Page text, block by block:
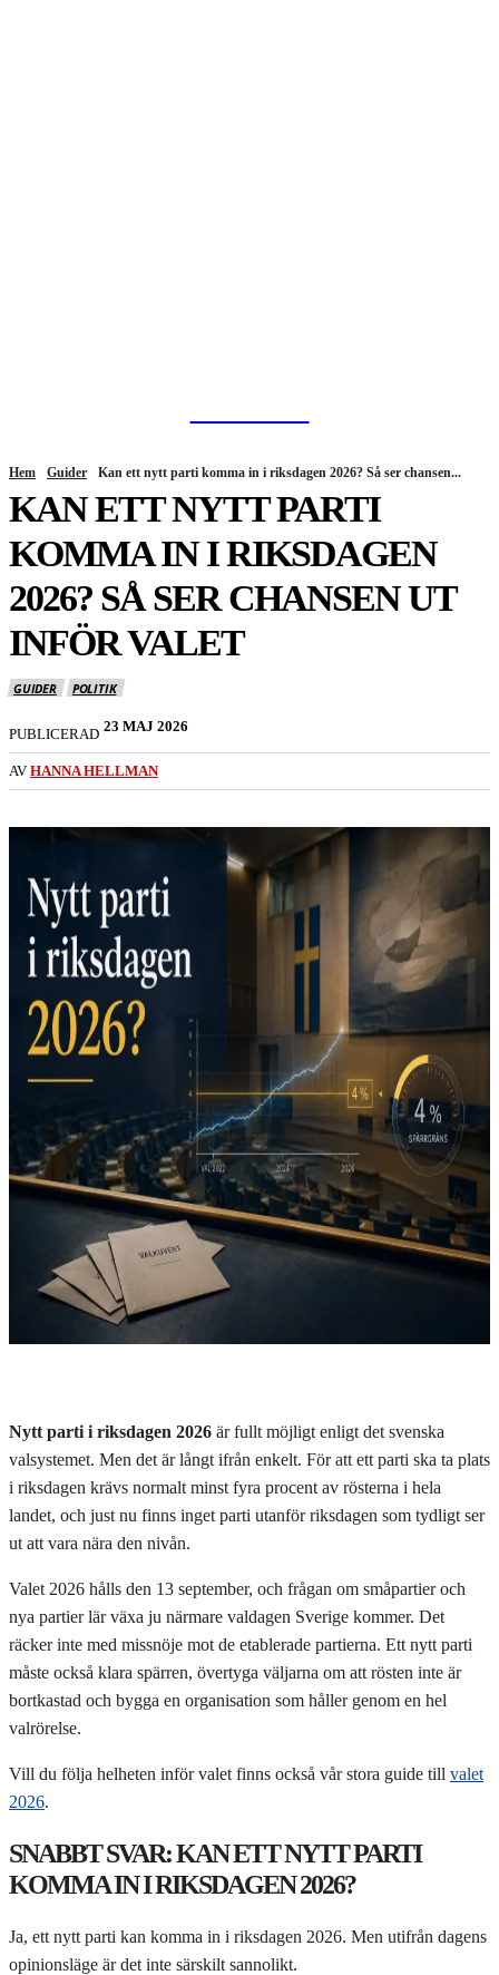
Hem Guider Kan ett nytt parti komma in i riksdagen 2026? Så ser chansen...
KAN ETT NYTT PARTI
KOMMA IN I RIKSDAGEN
2026? SÅ SER CHANSEN UT
INFÖR VALET
GUIDER POLITIK
PUBLICERAD 23 MAJ 2026
AV HANNA HELLMAN
Nytt parti i riksdagen 2026 är fullt möjligt enligt det svenska
valsystemet. Men det är långt ifrån enkelt. För att ett parti ska ta plats
i riksdagen krävs normalt minst fyra procent av rösterna i hela
landet, och just nu finns inget parti utanför riksdagen som tydligt ser
ut att vara nära den nivån.
Valet 2026 hålls den 13 september, och frågan om småpartier och
nya partier lär växa ju närmare valdagen Sverige kommer. Det
räcker inte med missnöje mot de etablerade partierna. Ett nytt parti
måste också klara spärren, övertyga väljarna om att rösten inte är
bortkastad och bygga en organisation som håller genom en hel
valrörelse.
Vill du följa helheten inför valet finns också vår stora guide till valet
2026.
SNABBT SVAR: KAN ETT NYTT PARTI
KOMMA IN I RIKSDAGEN 2026?
Ja, ett nytt parti kan komma in i riksdagen 2026. Men utifrån dagens
opinionsläge är det inte särskilt sannolikt.